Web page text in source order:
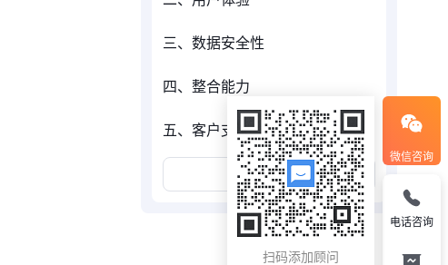
三、数据安全性
四、整合能力
五、客户支持与培训
展开更多
微信咨询
扫码添加顾问
电话咨询